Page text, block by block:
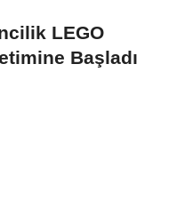
LEGO
Başladı